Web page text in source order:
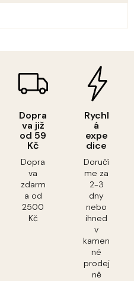
Dopra
va již
od 59
Kč
Dopra
va
zdarm
a od
2500
Kč
Rychl
á
expe
dice
Doručí
me za
2-3
dny
nebo
ihned
v
kamen
né
prodej
ně